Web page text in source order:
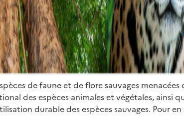
de faune et de flore sauvages
des espèces animales et végétales, ainsi
durable des espèces sauvages. Pour